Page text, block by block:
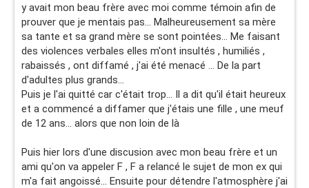
y avait mon beau frère avec moi comme témoin afin de
prouver que je mentais pas... Malheureusement sa mère
sa tante et sa grand mère se sont pointées... Me faisant
des violences verbales elles m'ont insultés , humiliés ,
rabaissés , ont diffamé , j'ai été menacé ... De la part
d'adultes plus grands...
Puis je l'ai quitté car c'était trop... Il a dit qu'il était heureux
et a commencé a diffamer que j'étais une fille , une meuf
de 12 ans... alors que non loin de là
Puis hier lors d'une discusion avec mon beau frère et un
ami qu'on va appeler F , F a relancé le sujet de mon ex qui
m'a fait angoissé... Ensuite pour détendre l'atmosphère j'ai